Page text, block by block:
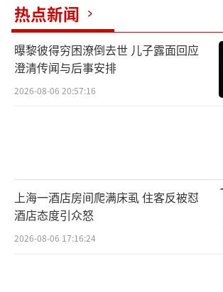
热点新闻
曝黎彼得穷困潦倒去世 儿子露面回应
澄清传闻与后事安排
2026-08-06 20:57:16
上海一酒店房间爬满床虱 住客反被怼
酒店态度引众怒
2026-08-06 17:16:24